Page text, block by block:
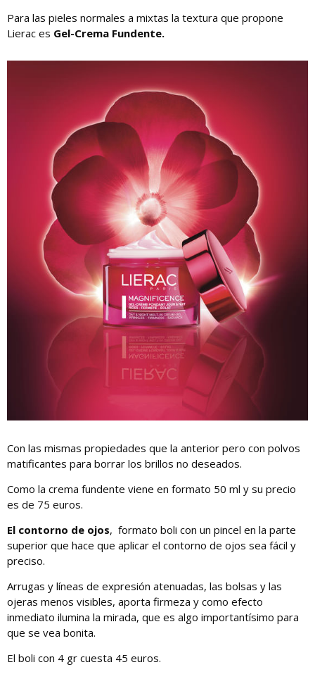
Para las pieles normales a mixtas la textura que propone
Lierac es Gel-Crema Fundente.
Con las mismas propiedades que la anterior pero con polvos
matificantes para borrar los brillos no deseados.
Como la crema fundente viene en formato 50 ml y su precio
es de 75 euros.
El contorno de ojos, formato boli con un pincel en la parte
superior que hace que aplicar el contorno de ojos sea fácil y
preciso.
Arrugas y líneas de expresión atenuadas, las bolsas y las
ojeras menos visibles, aporta firmeza y como efecto
inmediato ilumina la mirada, que es algo importantísimo para
que se vea bonita.
El boli con 4 gr cuesta 45 euros.